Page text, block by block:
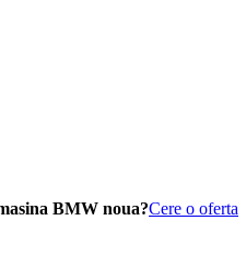
BMW noua?Cere o oferta